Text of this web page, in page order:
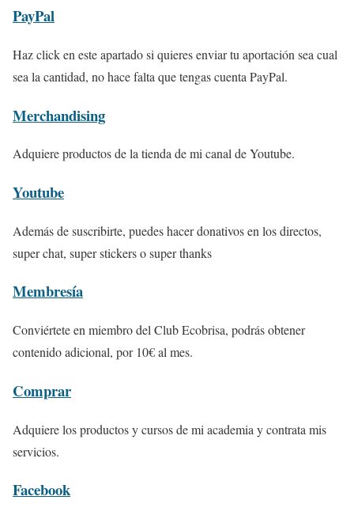
PayPal
Haz click en este apartado si quieres enviar tu aportación sea cual
sea la cantidad, no hace falta que tengas cuenta PayPal.
Merchandising
Adquiere productos de la tienda de mi canal de Youtube.
Youtube
Además de suscribirte, puedes hacer donativos en los directos,
super chat, super stickers o super thanks
Membresía
Conviértete en miembro del Club Ecobrisa, podrás obtener
contenido adicional, por 10€ al mes.
Comprar
Adquiere los productos y cursos de mi academia y contrata mis
servicios.
Facebook